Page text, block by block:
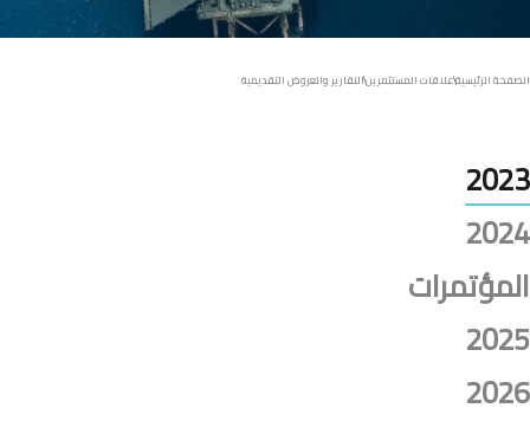
الطرح العام الأولي
الصفحة الرئيسيةعلاقات المستثمرينالتقارير والعروض التقديمية
2023
2024
المؤتمرات
2025
2026